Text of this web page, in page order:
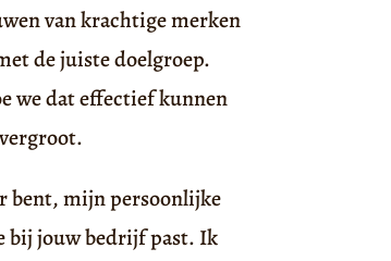
van krachtige merken
de juiste doelgroep.
we dat effectief kunnen
bent, mijn persoonlijke
bij jouw bedrijf past. Ik